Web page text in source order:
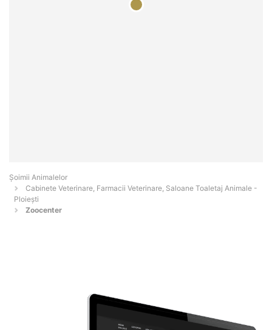
Şoimii Animalelor
Cabinete Veterinare, Farmacii Veterinare, Saloane Toaletaj Animale -
Ploieşti
Zoocenter